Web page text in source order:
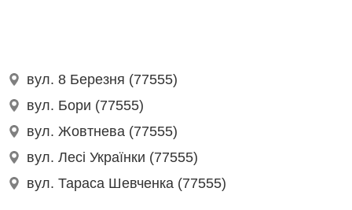
вул. 8 Березня (77555)
вул. Бори (77555)
вул. Жовтнева (77555)
вул. Лесі Українки (77555)
вул. Тараса Шевченка (77555)